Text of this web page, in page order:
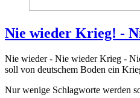
Nie wieder Krieg! -
Nie wieder - Nie wieder Krieg -
soll von deutschem Boden ein
Nur wenige Schlagworte werden